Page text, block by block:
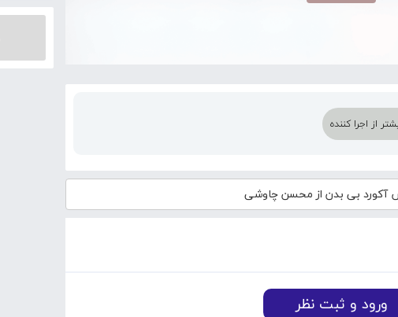
از اجرا کننده
آکورد بی بدن از محسن چاوشی
ورود و ثبت نظر